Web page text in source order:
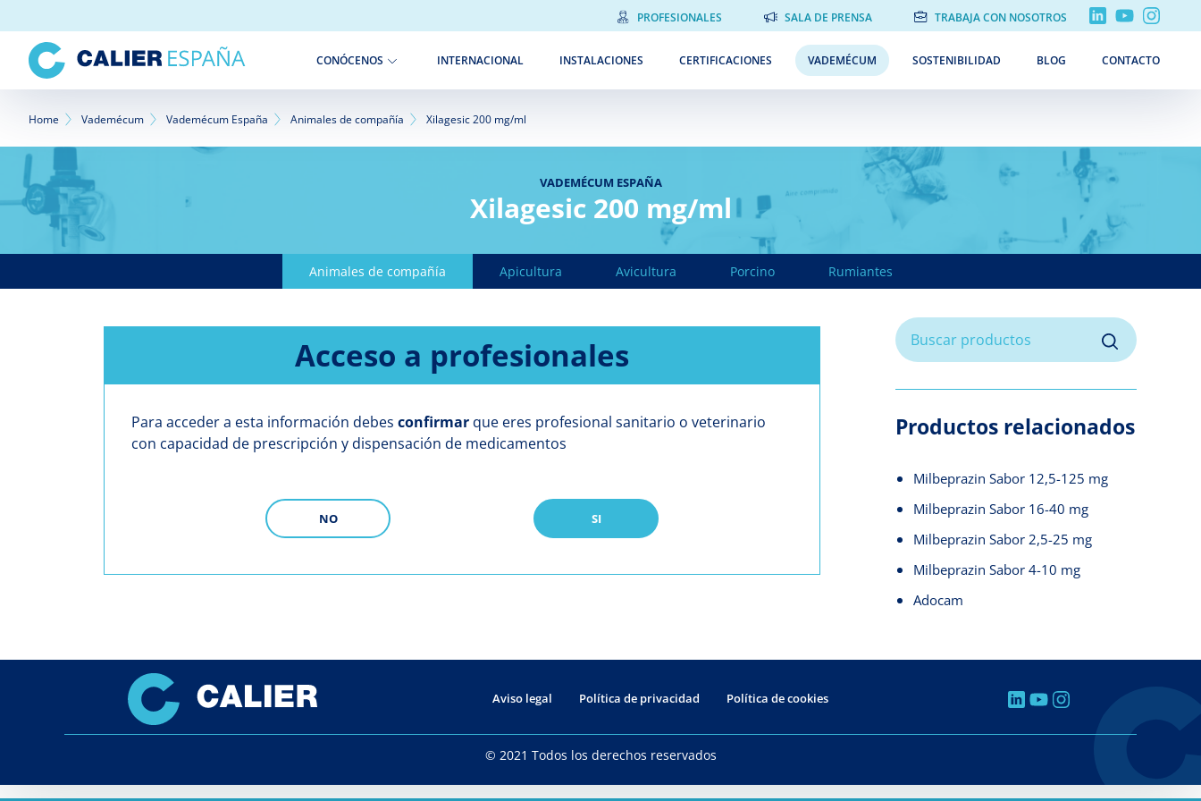
al
contenido
principal
PROFESIONALES SALA DE PRENSA TRABAJA CON NOSOTROS
CONÓCENOS INTERNACIONAL INSTALACIONES CERTIFICACIONES VADEMÉCUM SOSTENIBILIDAD BLOG CONTACTO
Sobrescribir
enlaces
de
ayuda
a
la
navegación
Home Vademécum Vademécum España Animales de compañía Xilagesic 200 mg/ml
VADEMÉCUM ESPAÑA
Xilagesic 200 mg/ml
Animales de compañía Apicultura Avicultura Porcino Rumiantes
Acceso a profesionales
Para acceder a esta información debes confirmar que eres profesional sanitario o veterinario
con capacidad de prescripción y dispensación de medicamentos
NO SI
Productos relacionados
Milbeprazin Sabor 12,5-125 mg
Milbeprazin Sabor 16-40 mg
Milbeprazin Sabor 2,5-25 mg
Milbeprazin Sabor 4-10 mg
Adocam
Aviso legal Política de privacidad Política de cookies
© 2021 Todos los derechos reservados